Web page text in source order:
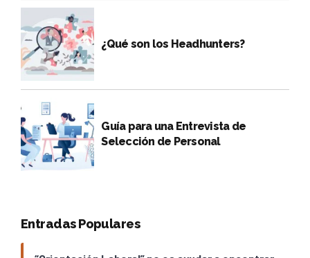
¿Qué son los Headhunters?
Guía para una Entrevista de
Selección de Personal
Entradas Populares